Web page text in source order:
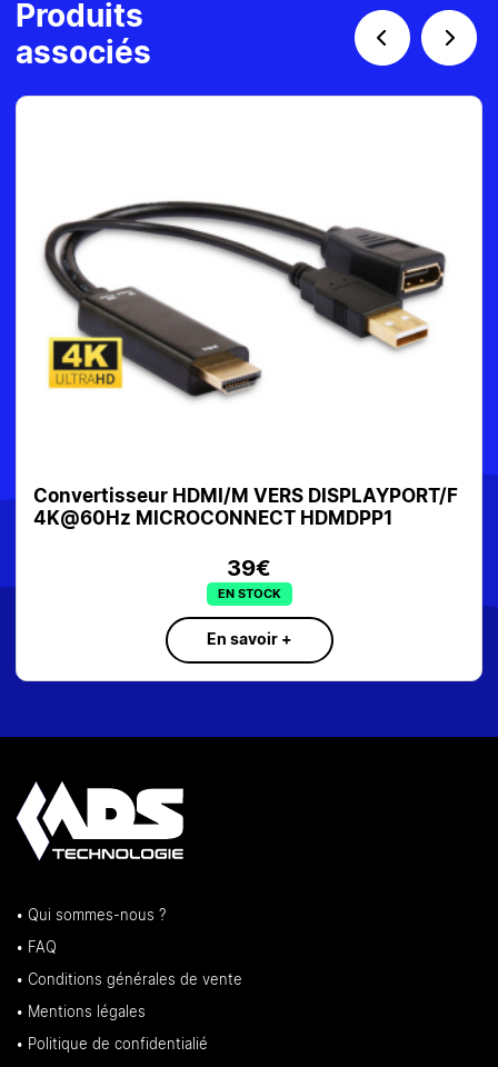
Produits
associés
Convertisseur HDMI/M VERS DISPLAYPORT/F
4K@60Hz MICROCONNECT HDMDPP1
39€
EN STOCK
En savoir +
• Qui sommes-nous ?
• FAQ
• Conditions générales de vente
• Mentions légales
• Politique de confidentialié